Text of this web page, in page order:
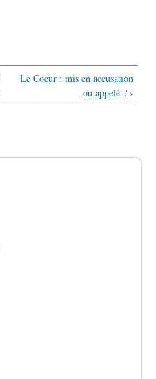
Le Coeur : mis en accusation
ou appelé ? ›